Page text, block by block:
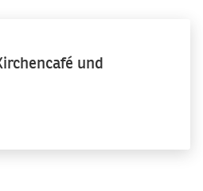
und